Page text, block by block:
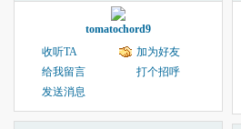
tomatochord9
收听TA
加为好友
给我留言
打个招呼
发送消息